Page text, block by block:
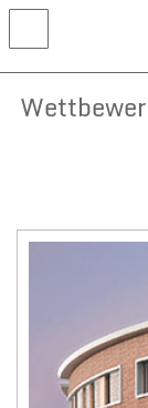
Aktuelles
Kontakt